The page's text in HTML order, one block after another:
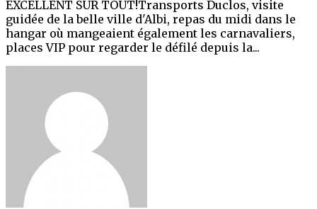
EXCELLENT SUR TOUT!Transports Duclos, visite
guidée de la belle ville d'Albi, repas du midi dans le
hangar où mangeaient également les carnavaliers,
places VIP pour regarder le défilé depuis la...